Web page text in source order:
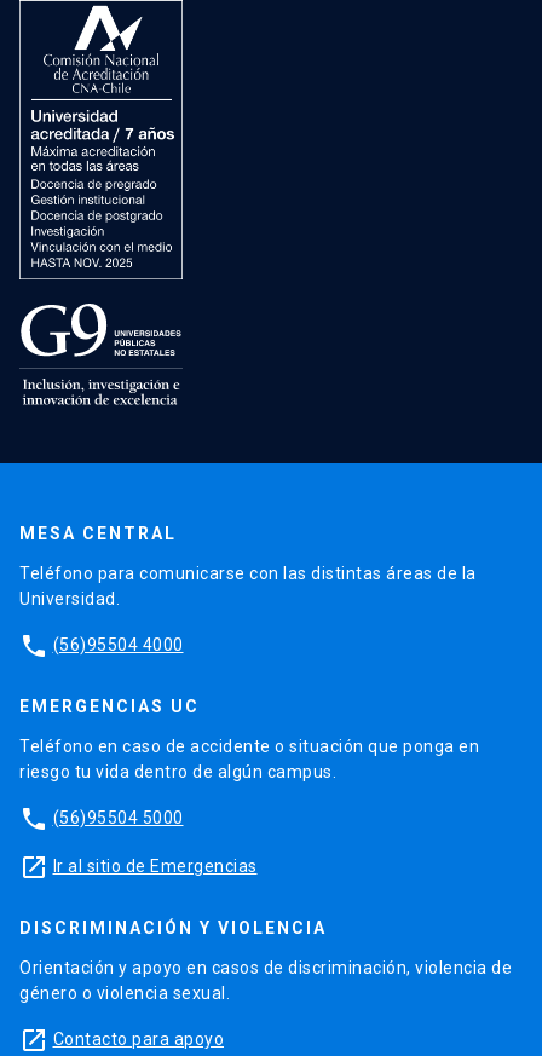
MESA CENTRAL
Teléfono para comunicarse con las distintas áreas de la
Universidad.
phone (56)95504 4000
EMERGENCIAS UC
Teléfono en caso de accidente o situación que ponga en
riesgo tu vida dentro de algún campus.
phone (56)95504 5000
launch Ir al sitio de Emergencias
DISCRIMINACIÓN Y VIOLENCIA
Orientación y apoyo en casos de discriminación, violencia de
género o violencia sexual.
launch Contacto para apoyo